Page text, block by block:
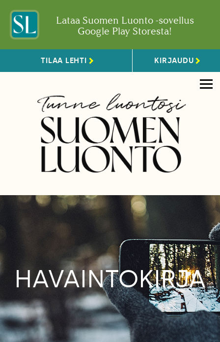
Lataa Suomen Luonto -sovellus
Google Play Storesta!
TILAA LEHTI KIRJAUDU
HAVAINTOKIRJA